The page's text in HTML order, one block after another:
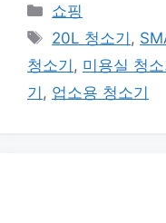
카
테
리
쇼핑
태
그
20L 청소기 ,
청소기 , 미용실 청소
기 , 업소용 청소기